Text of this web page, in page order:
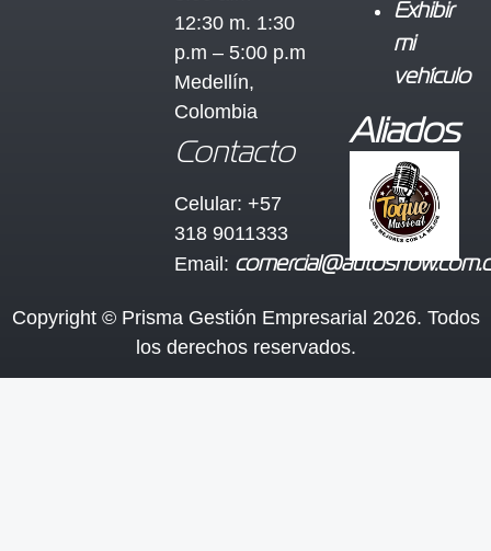
Exhibir
mi
vehículo
Aliados
12:30 m. 1:30
p.m – 5:00 p.m
Medellín,
Colombia
Contacto
Celular: +57
318 9011333
Email:
Copyright © Prisma Gestión Empresarial 2026. Todos
los derechos reservados.